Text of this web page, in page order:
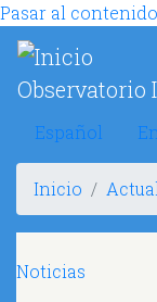
Pasar al
Español
Inicio
Navegación
Noticias